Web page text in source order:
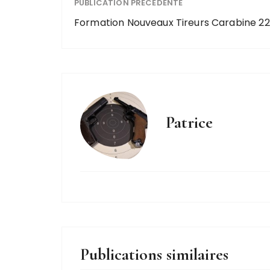
PUBLICATION PRÉCÉDENTE
Formation Nouveaux Tireurs Carabine
Patrice
Publications similaires